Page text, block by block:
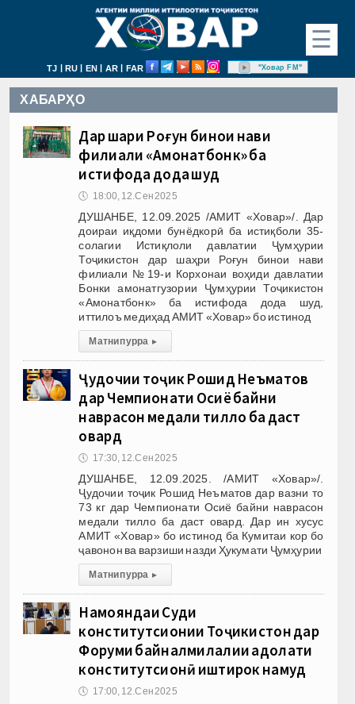
☰
TJ | RU | EN | AR | FAR "Ховар FM"
ХАБАРҲО
Дар шаҳри Роғун бинои нави
филиали «Амонатбонк» ба
истифода дода шуд
🕔 18:00, 12.Сен 2025
ДУШАНБЕ, 12.09.2025 /АМИТ «Ховар»/. Дар
доираи иқдоми бунёдкорӣ ба истиқболи 35-
солагии Истиқлоли давлатии Ҷумҳурии
Тоҷикистон дар шаҳри Роғун бинои нави
филиали №19-и Корхонаи воҳиди давлатии
Бонки амонатгузории Ҷумҳурии Тоҷикистон
«Амонатбонк» ба истифода дода шуд,
иттилоъ медиҳад АМИТ «Ховар» бо истинод
Матни пурра ▸
Ҷудочии тоҷик Рошид Неъматов
дар Чемпионати Осиё байни
наврасон медали тилло ба даст
овард
🕔 17:30, 12.Сен 2025
ДУШАНБЕ, 12.09.2025. /АМИТ «Ховар»/.
Ҷудочии тоҷик Рошид Неъматов дар вазни то
73 кг дар Чемпионати Осиё байни наврасон
медали тилло ба даст овард. Дар ин хусус
АМИТ «Ховар» бо истинод ба Кумитаи кор бо
ҷавонон ва варзиши назди Ҳукумати Ҷумҳурии
Матни пурра ▸
Намояндаи Суди
конститутсионии Тоҷикистон дар
Форуми байналмилалии адолати
конститутсионӣ иштирок намуд
🕔 17:00, 12.Сен 2025